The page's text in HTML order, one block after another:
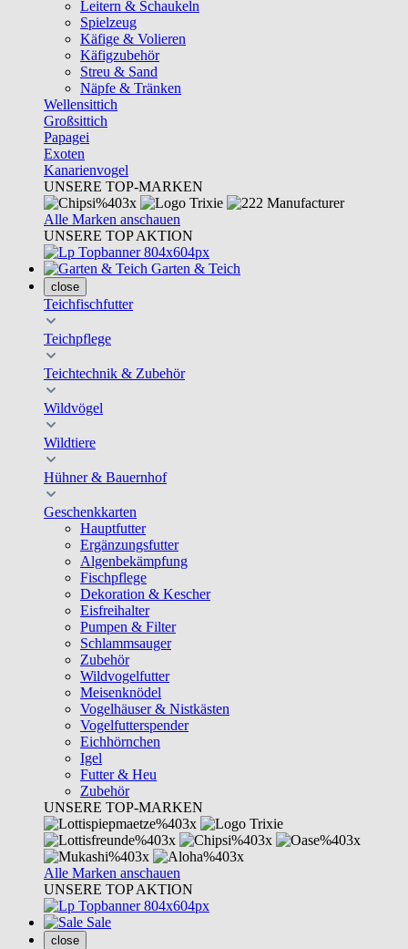
Leitern & Schaukeln
Spielzeug
Käfige & Volieren
Käfigzubehör
Streu & Sand
Näpfe & Tränken
Wellensittich
Großsittich
Papagei
Exoten
Kanarienvogel
UNSERE TOP-MARKEN
Alle Marken anschauen
UNSERE TOP AKTION
Garten & Teich
close
Teichfischfutter
Teichpflege
Teichtechnik & Zubehör
Wildvögel
Wildtiere
Hühner & Bauernhof
Geschenkkarten
Hauptfutter
Ergänzungsfutter
Algenbekämpfung
Fischpflege
Dekoration & Kescher
Eisfreihalter
Pumpen & Filter
Schlammsauger
Zubehör
Wildvogelfutter
Meisenknödel
Vogelhäuser & Nistkästen
Vogelfutterspender
Eichhörnchen
Igel
Futter & Heu
Zubehör
UNSERE TOP-MARKEN
Alle Marken anschauen
UNSERE TOP AKTION
Sale
close